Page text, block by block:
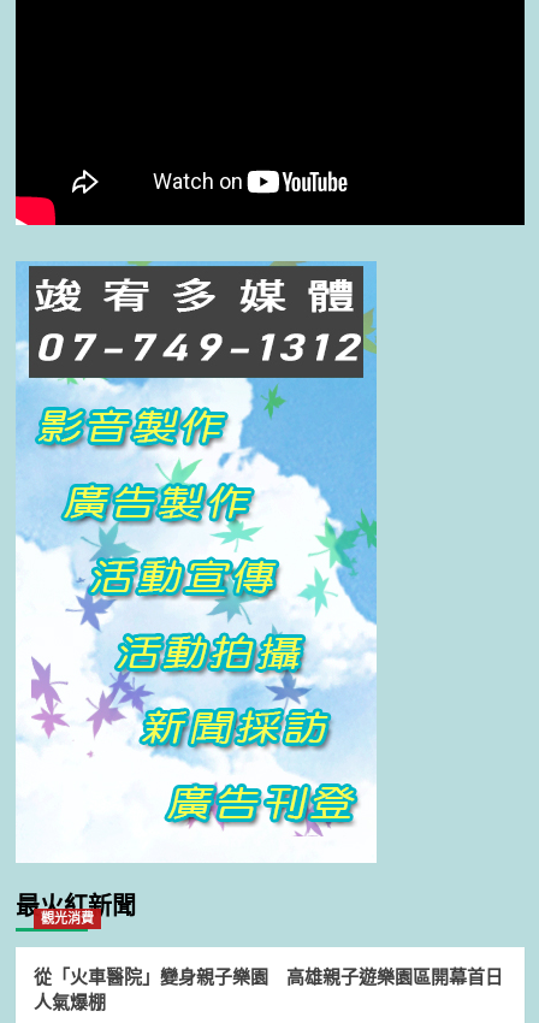
最火紅新聞
觀光消費
從「火車醫院」變身親子樂園 高雄親子遊樂園區開幕首日
人氣爆棚